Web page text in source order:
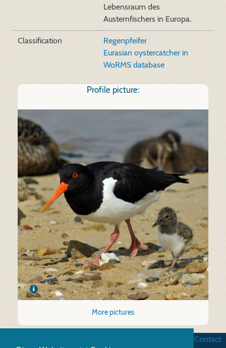
Lebensraum des
Austernfischers in Europa.
Classification
Regenpfeifer
Eurasian oystercatcher in
WoRMS database
Profile picture:
More pictures
Contact